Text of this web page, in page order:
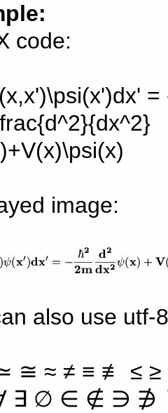
code:
image:
also use utf-
≅ ≈ ≠ ≡ ≢ ≤
∃ ∅ ∈ ∉ ∋ ∌